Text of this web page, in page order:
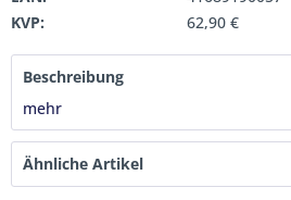
KVP:
62,90 €
Beschreibung
mehr
Ähnliche Artikel